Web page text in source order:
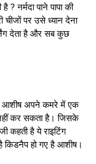
? नर्मदा पाने पापा की
चीजों पर उसे ध्यान देना
देता है और सब कुछ
आशीष अपने कमरे में एक
नहीं कर सकता है। जिसके
कहती है ये राइटिंग
किडनैप हो गए है आशीष।